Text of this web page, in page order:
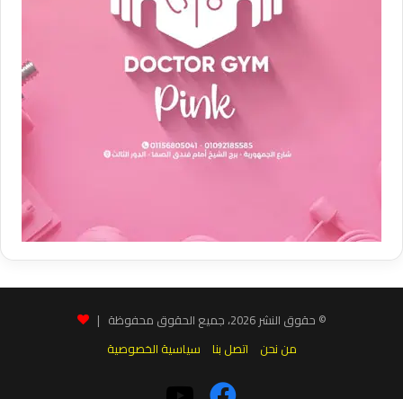
© حقوق النشر 2026، جميع الحقوق محفوظة |
من نحن
اتصل بنا سياسية الخصوصية
فيسبوك